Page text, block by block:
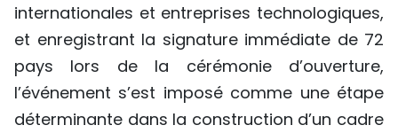
internationales et entreprises technologiques,
et enregistrant la signature immédiate de 72
pays lors de la cérémonie d’ouverture,
l’événement s’est imposé comme une étape
déterminante dans la construction d’un cadre